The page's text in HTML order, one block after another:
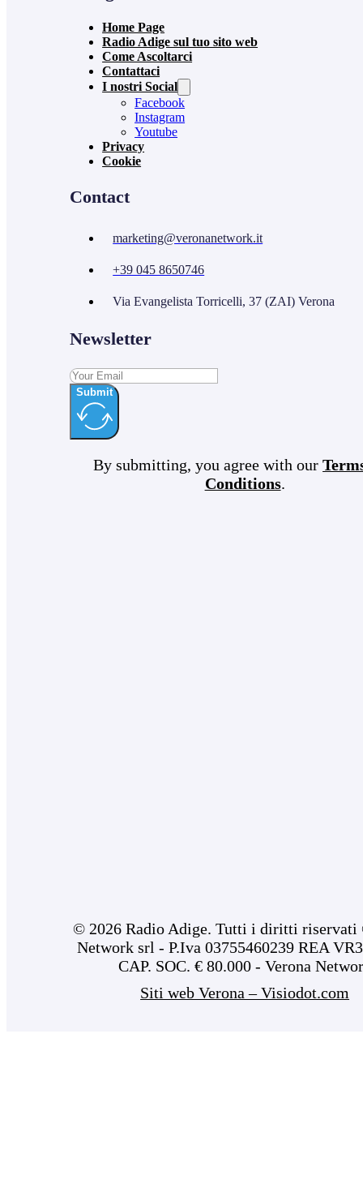
Home Page
Radio Adige sul tuo sito web
Come Ascoltarci
Contattaci
I nostri Social
Facebook
Instagram
Youtube
Privacy
Cookie
Contact
marketing@veronanetwork.it
+39 045 8650746
Via Evangelista Torricelli, 37 (ZAI) Verona
Newsletter
Submit
By submitting, you agree with our
Conditions.
© 2026 Radio Adige. Tutti i diritti riservati
Network srl - P.Iva 03755460239 REA
CAP. SOC. € 80.000 - Verona
Siti web Verona – Visiodot.com